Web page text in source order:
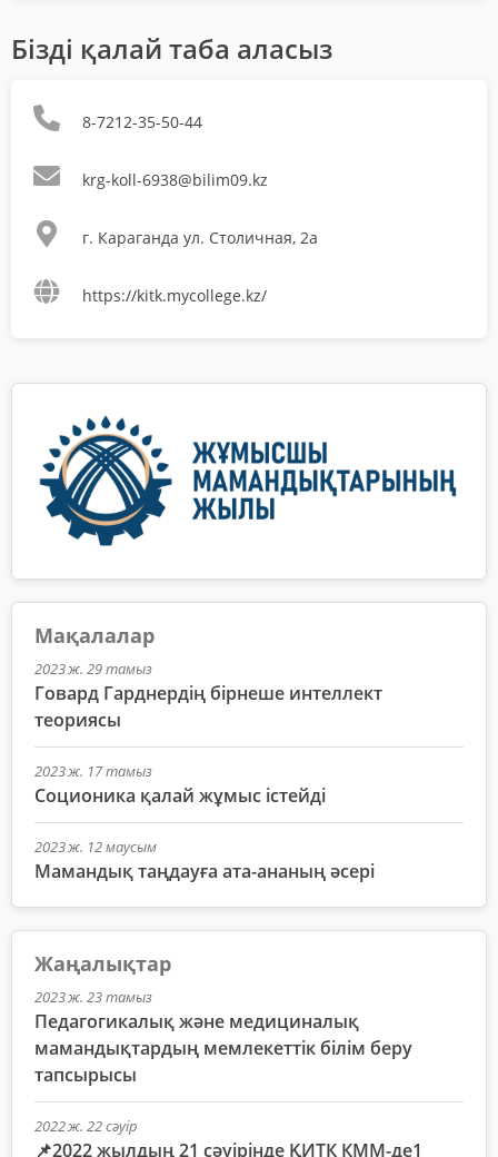
Бізді қалай таба аласыз
8-7212-35-50-44
krg-koll-6938@bilim09.kz
г. Караганда ул. Столичная, 2а
https://kitk.mycollege.kz/
Мақалалар
2023 ж. 29 тамыз
Говард Гарднердің бірнеше интеллект
теориясы
2023 ж. 17 тамыз
Соционика қалай жұмыс істейді
2023 ж. 12 маусым
Мамандық таңдауға ата-ананың әсері
Жаңалықтар
2023 ж. 23 тамыз
Педагогикалық және медициналық
мамандықтардың мемлекеттік білім беру
тапсырысы
2022 ж. 22 сәуір
📌2022 жылдың 21 сәуірінде ҚИТК КММ-де1